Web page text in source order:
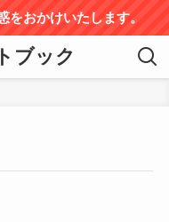
おかけいたします。
ブック